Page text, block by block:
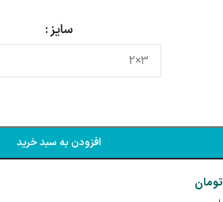
سایز
افزودن به سبد خرید
تومان